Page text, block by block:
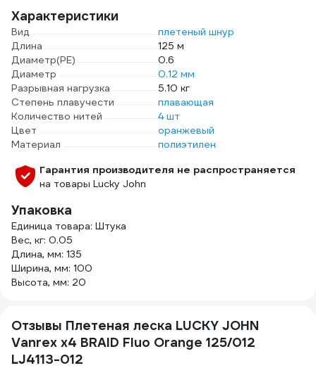
Характеристики
Вид
плетеный шнур
Длина
125 м
Диаметр(PE)
0.6
Диаметр
0.12 мм
Разрывная нагрузка
5.10 кг
Степень плавучести
плавающая
Количество нитей
4 шт
Цвет
оранжевый
Материал
полиэтилен
Гарантия производителя не распространяется
на товары Lucky John
Упаковка
Единица товара: Штука
Вес, кг: 0.05
Длина, мм: 135
Ширина, мм: 100
Высота, мм: 20
Отзывы Плетеная леска LUCKY JOHN
Vanrex х4 BRAID Fluo Orange 125/012
LJ4113-012